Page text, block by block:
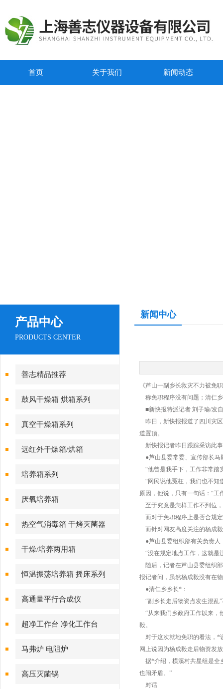
首页 关于我们 新闻动态
产品中心
PRODUCTS CENTER
善志精品推荐
鼓风干燥箱 烘箱系列
真空干燥箱系列
远红外干燥箱/烘箱
培养箱系列
厌氧培养箱
热空气消毒箱 干烤灭菌器
干燥/培养两用箱
恒温振荡培养箱 摇床系列
高通量平行合成仪
超净工作台 净化工作台
马弗炉 电阻炉
高压灭菌锅
新闻中心
《芦山一副乡长救灾不力被免
称免职程序没有问题；清仁
■新快报特派记者 刘子瑜/发
昨日，新快报报道了四川灾
道置顶。
新快报记者昨日跟踪采访此
●芦山县委常委、宣传部长马
“他曾是我手下，工作非常踏
“网民说他冤枉，我们也不知
原因，他说，只有一句话：“工
至于究竟是怎样工作不到位
而对于免职程序上是否合规
而针对网友高度关注的杨成
●芦山县委组织部有关负责人
“没在规定地点工作，这就是
随后，记者在芦山县委组织
报记者问，虽然杨成毅没有在
●清仁乡乡长*：
“副乡长走后物资点发生混乱
“从来我们乡政府工作以来，
毅。
对于这次就地免职的看法，*
网上说因为杨成毅走后物资发
据*介绍，横溪村共星组是全
也闹矛盾。”
对话